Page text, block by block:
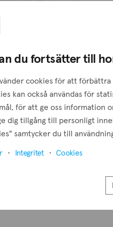
matchar
vi inte hitta vad du letade
du fortsätter till
cookies för att
kan också användas för
för att ge oss information
dig tillgång till personligt
samtycker du till
Integritet Cookies